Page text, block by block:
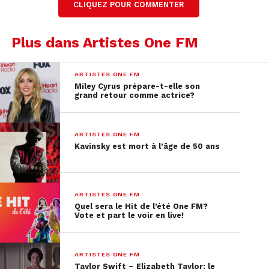
Burna Boy, superstar nigériane incontournable de
l’afrobeats. Le résultat mélange rythmes festifs,
énergie football et ambiance estivale. Un cocktail
pensé pour accompagner le plus grand Mondial
de l’histoire.
Mbappé, Messi et Harry
Kane apparaissent dans le
clip
Le clip de “Dai Dai” multiplie aussi les apparitions
de stars du football mondial, avec notamment
Erling Haaland
Lionel Messi
encore plus le football et la pop culture.
CLIQUEZ POUR COMMENTER
Plus dans Artistes One FM
ARTISTES ONE FM
Miley Cyrus prépare-t-elle son
grand retour comme actrice?
ARTISTES ONE FM
Kavinsky est mort à l’âge de 50 ans
ARTISTES ONE FM
Quel sera le Hit de l’été One FM?
Vote et part le voir en live!
ARTISTES ONE FM
Taylor Swift – Elizabeth Taylor: le